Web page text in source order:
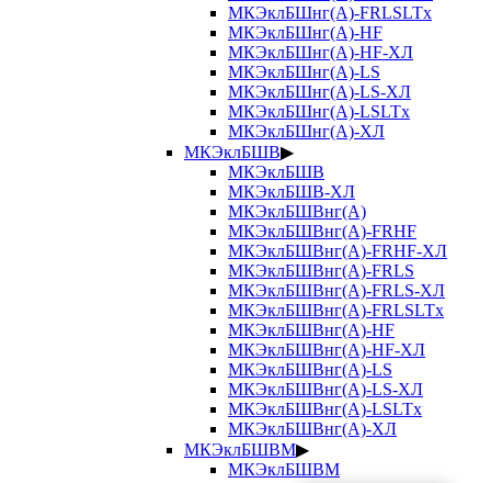
МКЭклБШнг(А)-FRLSLTx
МКЭклБШнг(А)-HF
МКЭклБШнг(А)-HF-ХЛ
МКЭклБШнг(А)-LS
МКЭклБШнг(А)-LS-ХЛ
МКЭклБШнг(А)-LSLTx
МКЭклБШнг(А)-ХЛ
МКЭклБШВ▶
МКЭклБШВ
МКЭклБШВ-ХЛ
МКЭклБШВнг(А)
МКЭклБШВнг(А)-FRHF
МКЭклБШВнг(А)-FRHF-ХЛ
МКЭклБШВнг(А)-FRLS
МКЭклБШВнг(А)-FRLS-ХЛ
МКЭклБШВнг(А)-FRLSLTx
МКЭклБШВнг(А)-HF
МКЭклБШВнг(А)-HF-ХЛ
МКЭклБШВнг(А)-LS
МКЭклБШВнг(А)-LS-ХЛ
МКЭклБШВнг(А)-LSLTx
МКЭклБШВнг(А)-ХЛ
МКЭклБШВМ▶
МКЭклБШВМ